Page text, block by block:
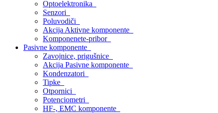
Optoelektronika
Senzori
Poluvodiči
Akcija Aktivne komponente
Komponenete-pribor
Pasivne komponente
Zavojnice, prigušnice
Akcija Pasivne komponente
Kondenzatori
Tipke
Otpornici
Potenciometri
HF-, EMC komponente